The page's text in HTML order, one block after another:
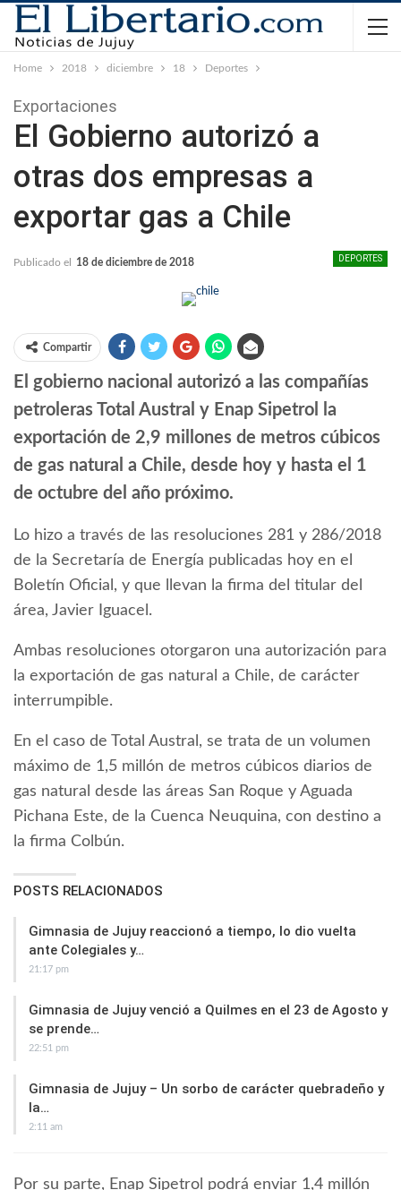
Home 2018 diciembre 18 Deportes
Exportaciones
El Gobierno autorizó a
otras dos empresas a
exportar gas a Chile
DEPORTES
Publicado el 18 de diciembre de 2018
Compartir
El gobierno nacional autorizó a las compañías
petroleras Total Austral y Enap Sipetrol la
exportación de 2,9 millones de metros cúbicos
de gas natural a Chile, desde hoy y hasta el 1
de octubre del año próximo.
Lo hizo a través de las resoluciones 281 y 286/2018
de la Secretaría de Energía publicadas hoy en el
Boletín Oficial, y que llevan la firma del titular del
área, Javier Iguacel.
Ambas resoluciones otorgaron una autorización para
la exportación de gas natural a Chile, de carácter
interrumpible.
En el caso de Total Austral, se trata de un volumen
máximo de 1,5 millón de metros cúbicos diarios de
gas natural desde las áreas San Roque y Aguada
Pichana Este, de la Cuenca Neuquina, con destino a
la firma Colbún.
POSTS RELACIONADOS
Gimnasia de Jujuy reaccionó a tiempo, lo dio vuelta
ante Colegiales y…
21:17 pm
Gimnasia de Jujuy venció a Quilmes en el 23 de Agosto y
se prende…
22:51 pm
Gimnasia de Jujuy – Un sorbo de carácter quebradeño y
la…
2:11 am
Por su parte, Enap Sipetrol podrá enviar 1,4 millón